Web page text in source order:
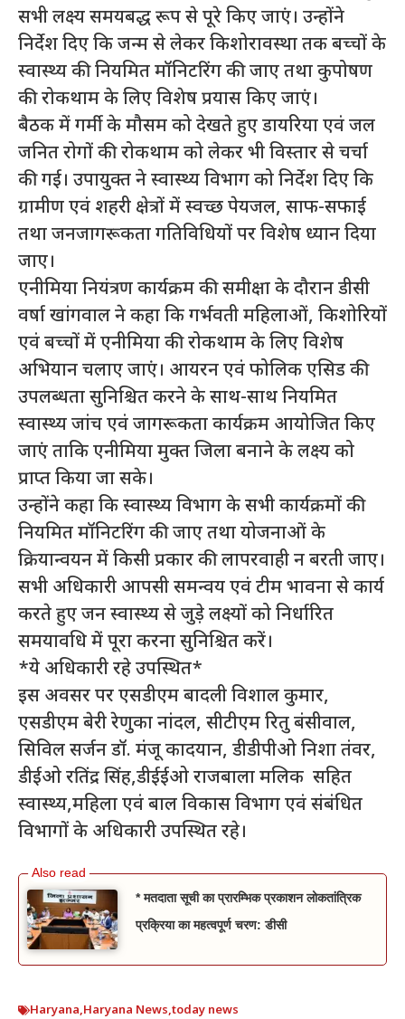
सभी लक्ष्य समयबद्ध रूप से पूरे किए जाएं। उन्होंने
निर्देश दिए कि जन्म से लेकर किशोरावस्था तक बच्चों के
स्वास्थ्य की नियमित मॉनिटरिंग की जाए तथा कुपोषण
की रोकथाम के लिए विशेष प्रयास किए जाएं।
बैठक में गर्मी के मौसम को देखते हुए डायरिया एवं जल
जनित रोगों की रोकथाम को लेकर भी विस्तार से चर्चा
की गई। उपायुक्त ने स्वास्थ्य विभाग को निर्देश दिए कि
ग्रामीण एवं शहरी क्षेत्रों में स्वच्छ पेयजल, साफ-सफाई
तथा जनजागरूकता गतिविधियों पर विशेष ध्यान दिया
जाए।
एनीमिया नियंत्रण कार्यक्रम की समीक्षा के दौरान डीसी
वर्षा खांगवाल ने कहा कि गर्भवती महिलाओं, किशोरियों
एवं बच्चों में एनीमिया की रोकथाम के लिए विशेष
अभियान चलाए जाएं। आयरन एवं फोलिक एसिड की
उपलब्धता सुनिश्चित करने के साथ-साथ नियमित
स्वास्थ्य जांच एवं जागरूकता कार्यक्रम आयोजित किए
जाएं ताकि एनीमिया मुक्त जिला बनाने के लक्ष्य को
प्राप्त किया जा सके।
उन्होंने कहा कि स्वास्थ्य विभाग के सभी कार्यक्रमों की
नियमित मॉनिटरिंग की जाए तथा योजनाओं के
क्रियान्वयन में किसी प्रकार की लापरवाही न बरती जाए।
सभी अधिकारी आपसी समन्वय एवं टीम भावना से कार्य
करते हुए जन स्वास्थ्य से जुड़े लक्ष्यों को निर्धारित
समयावधि में पूरा करना सुनिश्चित करें।
*ये अधिकारी रहे उपस्थित*
इस अवसर पर एसडीएम बादली विशाल कुमार,
एसडीएम बेरी रेणुका नांदल, सीटीएम रितु बंसीवाल,
सिविल सर्जन डॉ. मंजू कादयान, डीडीपीओ निशा तंवर,
डीईओ रतिंद्र सिंह,डीईईओ राजबाला मलिक सहित
स्वास्थ्य,महिला एवं बाल विकास विभाग एवं संबंधित
विभागों के अधिकारी उपस्थित रहे।
* मतदाता सूची का प्रारम्भिक प्रकाशन लोकतांत्रिक
प्रक्रिया का महत्वपूर्ण चरण: डीसी
Haryana,Haryana News,today news